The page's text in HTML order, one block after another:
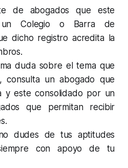
de abogados que este
Colegio o Barra de
dicho registro acredita la
duda sobre el tema que
consulta un abogado que
y este consolidado por un
que permitan recibir
dudes de tus aptitudes
con apoyo de tu